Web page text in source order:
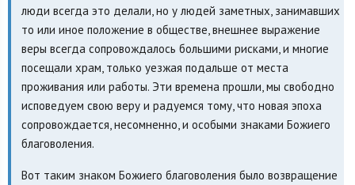
люди всегда это делали, но у людей заметных, занимавших
то или иное положение в обществе, внешнее выражение
веры всегда сопровождалось большими рисками, и многие
посещали храм, только уезжая подальше от места
проживания или работы. Эти времена прошли, мы свободно
исповедуем свою веру и радуемся тому, что новая эпоха
сопровождается, несомненно, и особыми знаками Божиего
благоволения.
Вот таким знаком Божиего благоволения было возвращение